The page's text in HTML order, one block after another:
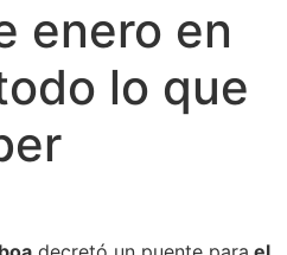
enero en
lo que